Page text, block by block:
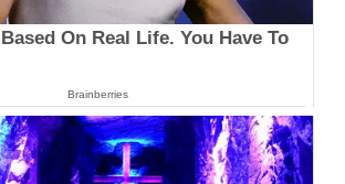
On Real Life. You Have To
Brainberries